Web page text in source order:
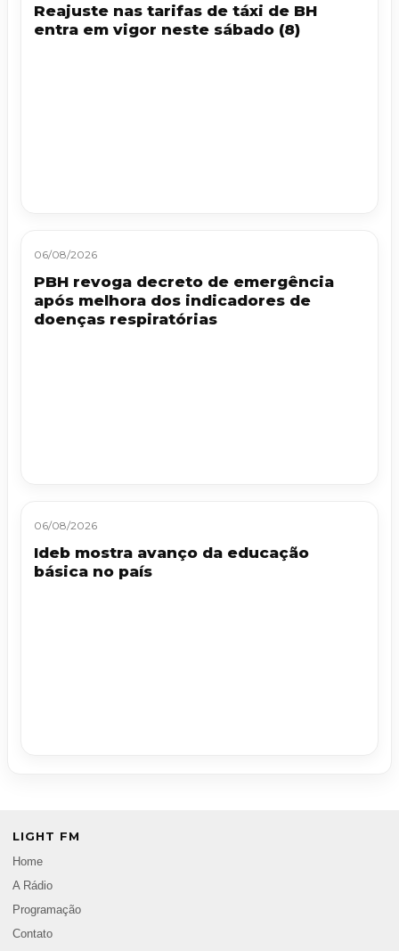
Reajuste nas tarifas de táxi de BH
entra em vigor neste sábado (8)
06/08/2026
PBH revoga decreto de emergência
após melhora dos indicadores de
doenças respiratórias
06/08/2026
Ideb mostra avanço da educação
básica no país
LIGHT FM
Home
A Rádio
Programação
Contato